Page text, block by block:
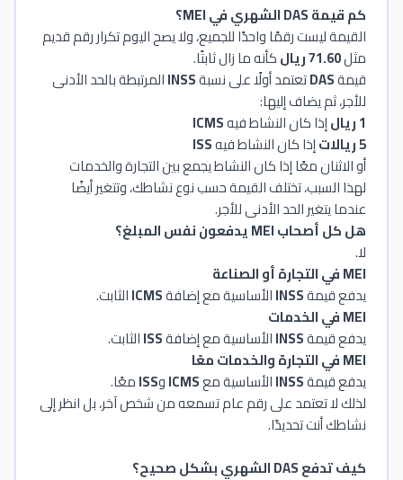
كم قيمة DAS الشهري في MEI؟
القيمة ليست رقمًا واحدًا للجميع، ولا يصح اليوم تكرار رقم قديم
مثل71.60 ريال
كأنه ما زال ثابتًا.
قيمةDASتعتمد أولًا على نسبةINSSالمرتبطة بالحد الأدنى
للأجر، ثم يضاف إليها:
1 ريال
إذا كان النشاط فيهICMS
5 ريالات
إذا كان النشاط فيهISS
أو الاثنان معًا إذا كان النشاط يجمع بين التجارة والخدمات
لهذا السبب، تختلف القيمة حسب نوع نشاطك، وتتغير أيضًا
عندما يتغير الحد الأدنى للأجر.
هل كل أصحاب MEI يدفعون نفس المبلغ؟
لا.
MEI في التجارة أو الصناعة
يدفع قيمةINSSالأساسية مع إضافةICMSالثابت.
MEI في الخدمات
يدفع قيمةINSSالأساسية مع إضافةISSالثابت.
MEI في التجارة والخدمات معًا
يدفع قيمةINSSالأساسية معICMSوISSمعًا.
لذلك لا تعتمد على رقم عام تسمعه من شخص آخر، بل انظر إلى
نشاطك أنت تحديدًا.
كيف تدفع DAS الشهري بشكل صحيح؟